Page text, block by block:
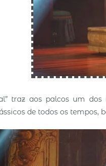
traz aos palcos um
de todos os tempos,